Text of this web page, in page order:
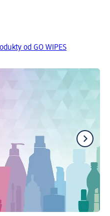
od GO WIPES